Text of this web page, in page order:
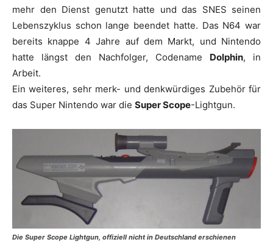
mehr den Dienst genutzt hatte und das SNES seinen
Lebenszyklus schon lange beendet hatte. Das N64 war
bereits knappe 4 Jahre auf dem Markt, und Nintendo
hatte längst den Nachfolger, Codename Dolphin, in
Arbeit.
Ein weiteres, sehr merk- und denkwürdiges Zubehör für
das Super Nintendo war die Super Scope-Lightgun.
Die Super Scope Lightgun, offiziell nicht in Deutschland erschienen